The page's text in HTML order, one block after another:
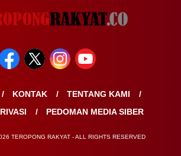
KONTAK
TENTANG KAMI
PEDOMAN MEDIA SIBER
TEROPONG RAKYAT - ALL RIGHTS RESERVED